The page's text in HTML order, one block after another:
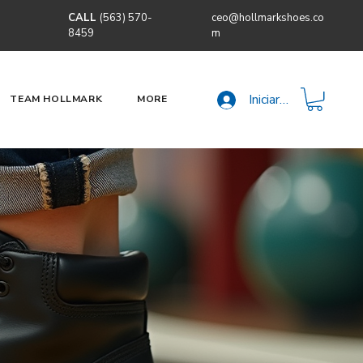
CALL (563) 570-
8459
ceo@hollmarkshoes.co
m
TEAM HOLLMARK MORE Iniciar sesión